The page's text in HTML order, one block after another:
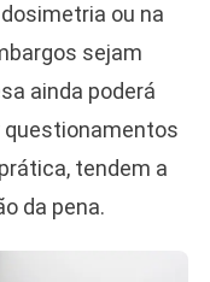
ou na
sejam
ainda poderá
questionamentos
tendem a
da pena.